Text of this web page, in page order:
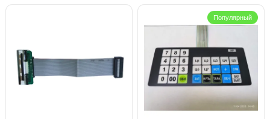
Популярный